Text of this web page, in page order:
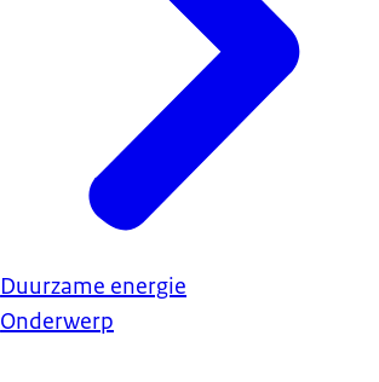
Duurzame energie
Onderwerp